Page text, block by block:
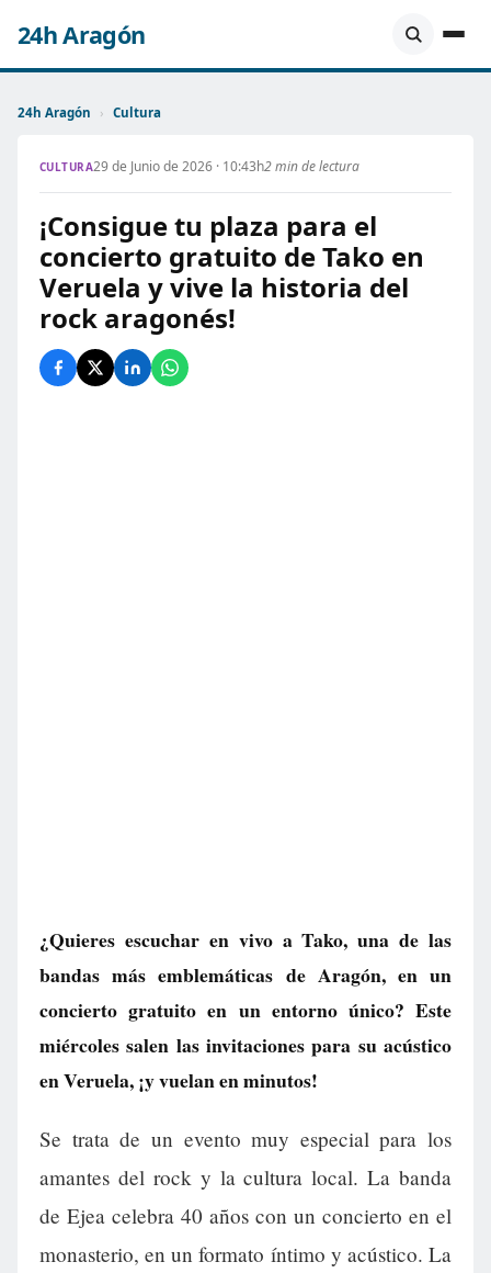
24h Aragón
24h Aragón › Cultura
CULTURA29 de Junio de 2026 · 10:43h2 min de lectura
¡Consigue tu plaza para el
concierto gratuito de Tako en
Veruela y vive la historia del
rock aragonés!
¿Quieres escuchar en vivo a Tako, una de las
bandas más emblemáticas de Aragón, en un
concierto gratuito en un entorno único? Este
miércoles salen las invitaciones para su acústico
en Veruela, ¡y vuelan en minutos!
Se trata de un evento muy especial para los
amantes del rock y la cultura local. La banda
de Ejea celebra 40 años con un concierto en el
monasterio, en un formato íntimo y acústico. La